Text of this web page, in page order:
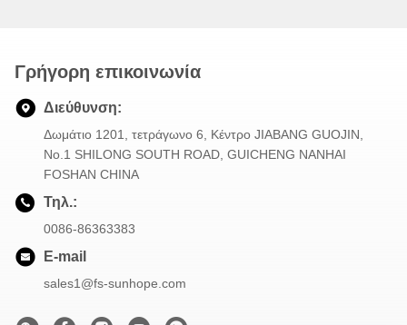
Γρήγορη επικοινωνία
Διεύθυνση:
Δωμάτιο 1201, τετράγωνο 6, Κέντρο JIABANG GUOJIN,
Νο.1 SHILONG SOUTH ROAD, GUICHENG NANHAI
FOSHAN CHINA
Τηλ.:
0086-86363383
E-mail
sales1@fs-sunhope.com